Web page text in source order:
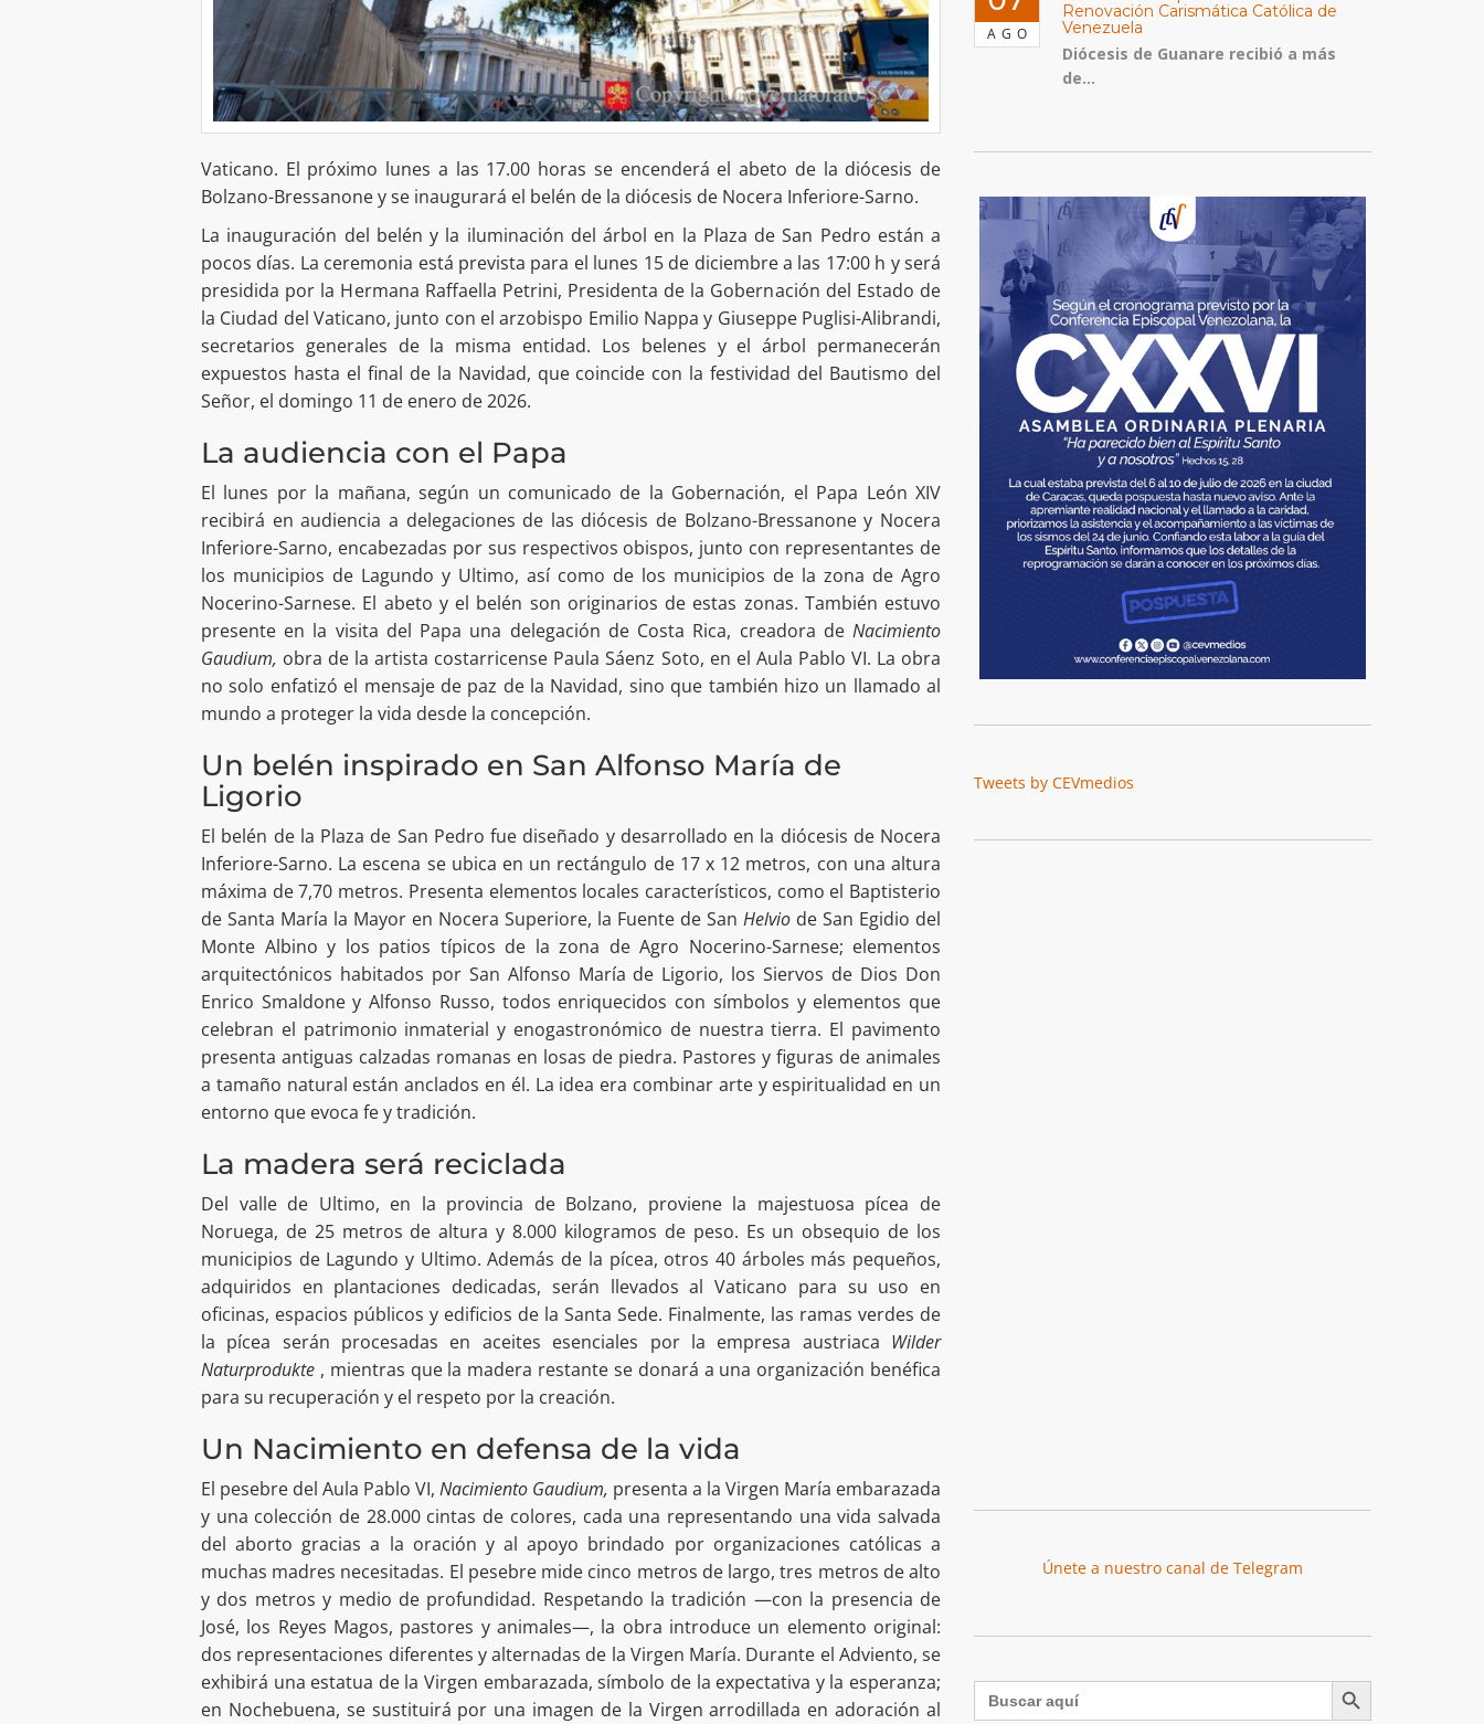
Vaticano. El próximo lunes a las 17.00 horas se encenderá el abeto de la diócesis de
Bolzano-Bressanone y se inaugurará el belén de la diócesis de Nocera Inferiore-Sarno.
La inauguración del belén y la iluminación del árbol en la Plaza de San Pedro están a
pocos días. La ceremonia está prevista para el lunes 15 de diciembre a las 17:00 h y será
presidida por la Hermana Raffaella Petrini, Presidenta de la Gobernación del Estado de
la Ciudad del Vaticano, junto con el arzobispo Emilio Nappa y Giuseppe Puglisi-Alibrandi,
secretarios generales de la misma entidad. Los belenes y el árbol permanecerán
expuestos hasta el final de la Navidad, que coincide con la festividad del Bautismo del
Señor, el domingo 11 de enero de 2026.
La audiencia con el Papa
El lunes por la mañana, según un comunicado de la Gobernación, el Papa León XIV
recibirá en audiencia a delegaciones de las diócesis de Bolzano-Bressanone y Nocera
Inferiore-Sarno, encabezadas por sus respectivos obispos, junto con representantes de
los municipios de Lagundo y Ultimo, así como de los municipios de la zona de Agro
Nocerino-Sarnese. El abeto y el belén son originarios de estas zonas. También estuvo
presente en la visita del Papa una delegación de Costa Rica, creadora de Nacimiento
Gaudium, obra de la artista costarricense Paula Sáenz Soto, en el Aula Pablo VI. La obra
no solo enfatizó el mensaje de paz de la Navidad, sino que también hizo un llamado al
mundo a proteger la vida desde la concepción.
Un belén inspirado en San Alfonso María de
Ligorio
El belén de la Plaza de San Pedro fue diseñado y desarrollado en la diócesis de Nocera
Inferiore-Sarno. La escena se ubica en un rectángulo de 17 x 12 metros, con una altura
máxima de 7,70 metros. Presenta elementos locales característicos, como el Baptisterio
de Santa María la Mayor en Nocera Superiore, la Fuente de San Helvio de San Egidio del
Monte Albino y los patios típicos de la zona de Agro Nocerino-Sarnese; elementos
arquitectónicos habitados por San Alfonso María de Ligorio, los Siervos de Dios Don
Enrico Smaldone y Alfonso Russo, todos enriquecidos con símbolos y elementos que
celebran el patrimonio inmaterial y enogastronómico de nuestra tierra. El pavimento
presenta antiguas calzadas romanas en losas de piedra. Pastores y figuras de animales
a tamaño natural están anclados en él. La idea era combinar arte y espiritualidad en un
entorno que evoca fe y tradición.
La madera será reciclada
Del valle de Ultimo, en la provincia de Bolzano, proviene la majestuosa pícea de
Noruega, de 25 metros de altura y 8.000 kilogramos de peso. Es un obsequio de los
municipios de Lagundo y Ultimo. Además de la pícea, otros 40 árboles más pequeños,
adquiridos en plantaciones dedicadas, serán llevados al Vaticano para su uso en
oficinas, espacios públicos y edificios de la Santa Sede. Finalmente, las ramas verdes de
la pícea serán procesadas en aceites esenciales por la empresa austriaca Wilder
Naturprodukte , mientras que la madera restante se donará a una organización benéfica
para su recuperación y el respeto por la creación.
Un Nacimiento en defensa de la vida
El pesebre del Aula Pablo VI, Nacimiento Gaudium, presenta a la Virgen María embarazada
y una colección de 28.000 cintas de colores, cada una representando una vida salvada
del aborto gracias a la oración y al apoyo brindado por organizaciones católicas a
muchas madres necesitadas. El pesebre mide cinco metros de largo, tres metros de alto
y dos metros y medio de profundidad. Respetando la tradición —con la presencia de
José, los Reyes Magos, pastores y animales—, la obra introduce un elemento original:
dos representaciones diferentes y alternadas de la Virgen María. Durante el Adviento, se
exhibirá una estatua de la Virgen embarazada, símbolo de la expectativa y la esperanza;
en Nochebuena, se sustituirá por una imagen de la Virgen arrodillada en adoración al
AGO
Renovación Carismática Católica de
Venezuela
Diócesis de Guanare recibió a más
de...
Tweets by CEVmedios
Únete a nuestro canal de Telegram
Buscar: Botón de búsqueda